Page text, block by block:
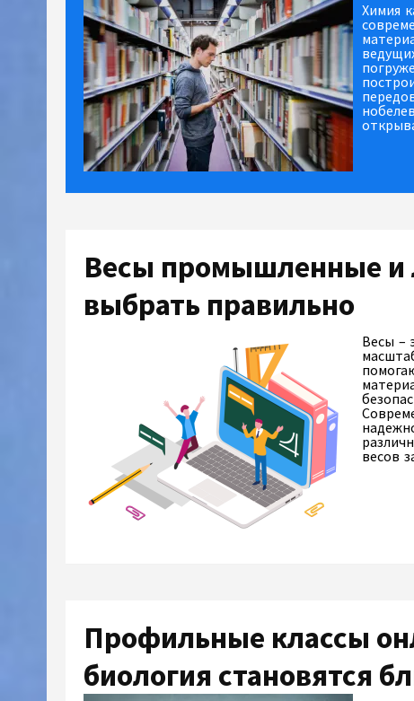
Химия
Весы промышленные и
выбрать правильно
Весы –
весов
Профильные классы
биология становятся